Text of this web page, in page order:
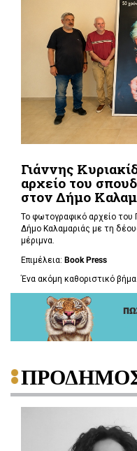
Γιάννης
αρχείο του
στον Δήμο
Το φωτογραφικό αρχείο του
Δήμο Καλαμαριάς με τη
μέριμνα.
Επιμέλεια: Book Press
Ένα ακόμη καθοριστικό